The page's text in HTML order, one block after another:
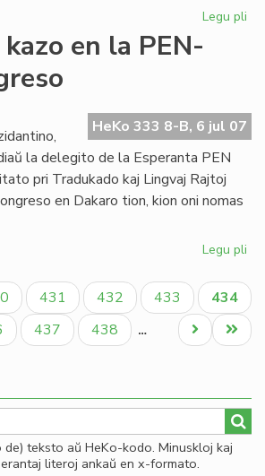
Legu pli
en la PEN-
HeKo 333 8-B, 6 jul 07
la delegito de la Esperanta PEN
pri Tradukado kaj Lingvaj Rajtoj
en Dakaro tion, kion oni nomas
Legu pli
en
la
Paĝo
431 Paĝo
432 Paĝo
433
Aktuala
paĝo
434
Paĝo
437 Paĝo
438 …
Last
page
Next
page
teksto aŭ HeKo-kodo. Minuskloj kaj
literoj ankaŭ en x-formato.